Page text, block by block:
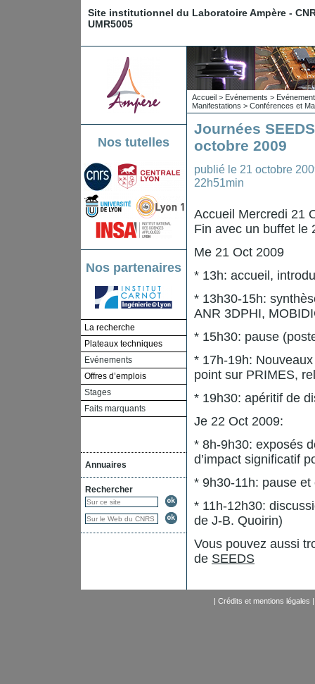
Site institutionnel du Laboratoire Ampère -
UMR5005
Nos tutelles
Nos partenaires
La recherche
Plateaux techniques
Evénements
Offres d’emplois
Stages
Faits marquants
Annuaires
Rechercher
Accueil > Evénements >
Manifestations > Conférences et
Journées
octobre 2009
publié le 21 octobre
22h51min
Accueil Mercredi 21
Fin avec un buffet le
Me 21 Oct 2009
* 13h: accueil,
* 13h30-15h:
ANR 3DPHI,
* 15h30: pause
* 17h-19h:
point sur PRIMES,
* 19h30: apéritif de
Je 22 Oct 2009:
* 8h-9h30: exposés
d’impact significatif
* 9h30-11h: pause et
* 11h-12h30:
de J-B. Quoirin)
Vous pouvez aussi
de SEEDS
| Crédits et mentions légales